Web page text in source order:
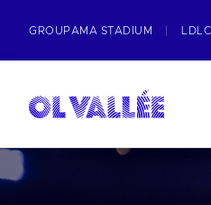
GROUPAMA STADIUM